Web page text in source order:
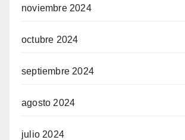
noviembre 2024
octubre 2024
septiembre 2024
agosto 2024
julio 2024